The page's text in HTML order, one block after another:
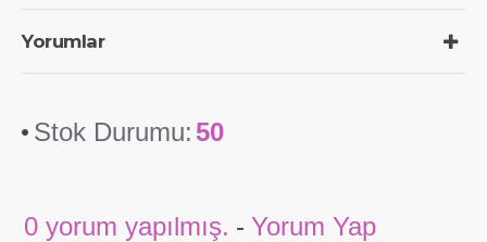
Yorumlar
Stok Durumu: 50
0 yorum yapılmış. - Yorum Yap